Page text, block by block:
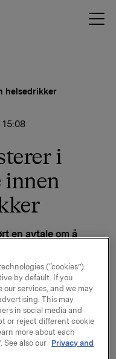
helsedrikker
i
innen
en avtale om å
produserer
som selges over
Captain Kombucha.
fermentert
te. Den inneholder
søtningsmiddel
er økologisk,
(“cookies”).
by default. If you
our services, and we may
This may
in social media and
or reject different cookie
more about each
See also our Privacy and